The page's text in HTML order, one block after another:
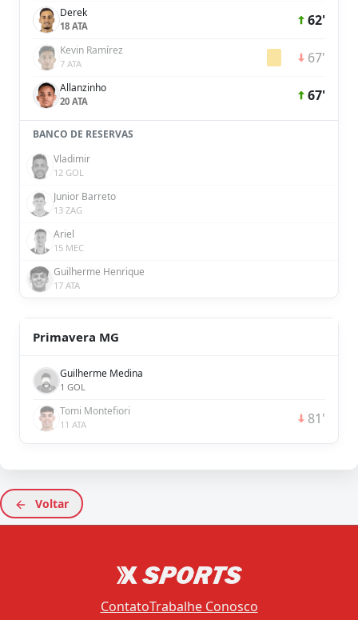
Derek
18 ATA 62'
Kevin Ramírez
7 ATA 67'
Allanzinho
20 ATA 67'
BANCO DE RESERVAS
Vladimir
12 GOL
Junior Barreto
13 ZAG
Ariel
15 MEC
Guilherme Henrique
17 ATA
Primavera MG
Guilherme Medina
1 GOL
Tomi Montefiori
11 ATA 81'
Voltar
ContatoTrabalhe Conosco